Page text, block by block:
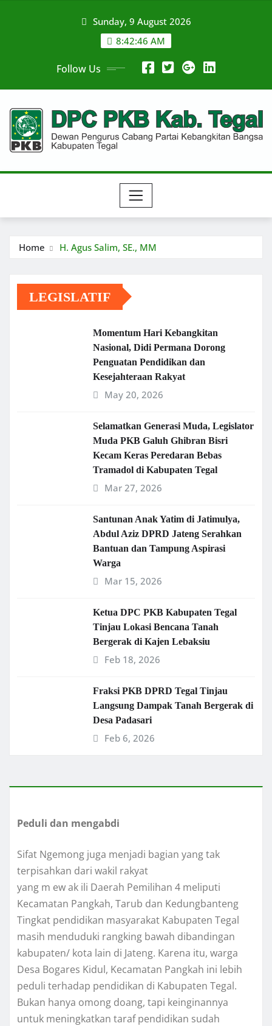
Sunday, 9 August 2026
8:42:46 AM
Follow Us
Home H. Agus Salim, SE., MM
LEGISLATIF
Momentum Hari Kebangkitan
Nasional, Didi Permana Dorong
Penguatan Pendidikan dan
Kesejahteraan Rakyat
May 20, 2026
Selamatkan Generasi Muda, Legislator
Muda PKB Galuh Ghibran Bisri
Kecam Keras Peredaran Bebas
Tramadol di Kabupaten Tegal
Mar 27, 2026
Santunan Anak Yatim di Jatimulya,
Abdul Aziz DPRD Jateng Serahkan
Bantuan dan Tampung Aspirasi
Warga
Mar 15, 2026
Ketua DPC PKB Kabupaten Tegal
Tinjau Lokasi Bencana Tanah
Bergerak di Kajen Lebaksiu
Feb 18, 2026
Fraksi PKB DPRD Tegal Tinjau
Langsung Dampak Tanah Bergerak di
Desa Padasari
Feb 6, 2026
Peduli dan mengabdi
Sifat Ngemong juga menjadi bagian yang tak
terpisahkan dari wakil rakyat
yang m ew ak ili Daerah Pemilihan 4 meliputi
Kecamatan Pangkah, Tarub dan Kedungbanteng
Tingkat pendidikan masyarakat Kabupaten Tegal
masih menduduki rangking bawah dibandingan
kabupaten/ kota lain di Jateng. Karena itu, warga
Desa Bogares Kidul, Kecamatan Pangkah ini lebih
peduli terhadap pendidikan di Kabupaten Tegal.
Bukan hanya omong doang, tapi keinginannya
untuk meningkatkan taraf pendidikan sudah